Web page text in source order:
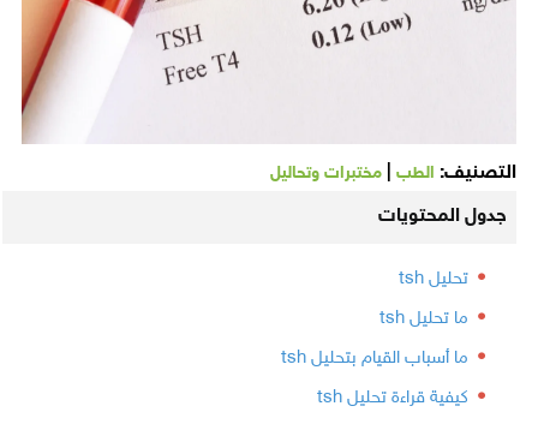
التصنيف: الطب| مختبرات وتحاليل
جدول المحتويات
تحليل tsh
ما تحليل tsh
ما أسباب القيام بتحليل tsh
كيفية قراءة تحليل tsh